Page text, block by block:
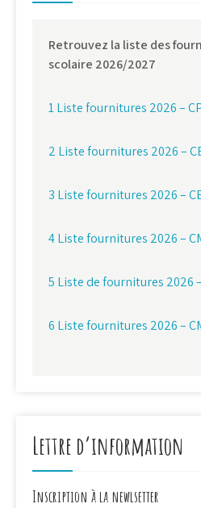
Retrouvez la liste des
scolaire 2026/2027
1 Liste fournitures 2026 –
2 Liste fournitures 2026 –
3 Liste fournitures 2026 –
4 Liste fournitures 2026 –
5 Liste de fournitures 2026
6 Liste fournitures 2026 –
Lettre d’information
Inscription à la newlsetter